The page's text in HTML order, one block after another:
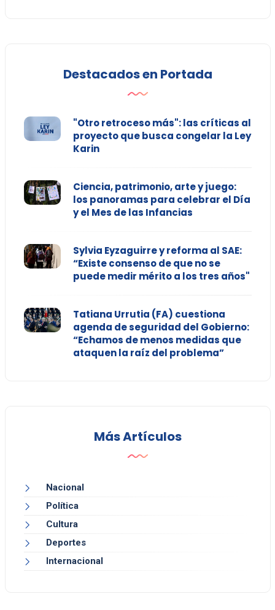
Destacados en Portada
"Otro retroceso más": las críticas al
proyecto que busca congelar la Ley
Karin
Ciencia, patrimonio, arte y juego:
los panoramas para celebrar el Día
y el Mes de las Infancias
Sylvia Eyzaguirre y reforma al SAE:
“Existe consenso de que no se
puede medir mérito a los tres años"
Tatiana Urrutia (FA) cuestiona
agenda de seguridad del Gobierno:
“Echamos de menos medidas que
ataquen la raíz del problema”
Más Artículos
Nacional
Política
Cultura
Deportes
Internacional